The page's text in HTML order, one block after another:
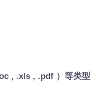
, .xls , .pdf ）等类型